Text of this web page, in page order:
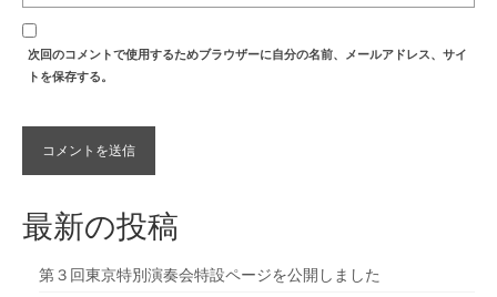
次回のコメントで使用するためブラウザーに自分の名前、メールアドレス、サイ
トを保存する。
最新の投稿
第３回東京特別演奏会特設ページを公開しました